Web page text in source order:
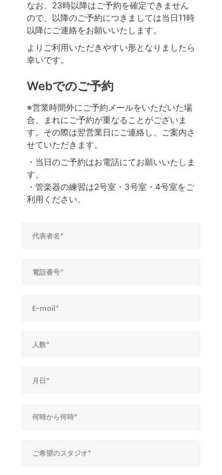
なお、23時以降はご予約を確定できません
ので、以降のご予約につきましては当日11時
以降にご連絡をお願いいたします。
よりご利用いただきやすい形となりましたら
幸いです。
Webでのご予約
※営業時間外にご予約メールをいただいた場
合、まれにご予約が重なることがございま
す。その際は翌営業日にご連絡し、ご案内さ
せていただきます。
・当日のご予約はお電話にてお願いいたしま
す。
・管楽器の練習は2号室・3号室・4号室をご
利用ください。